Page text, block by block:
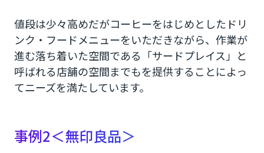
値段は少々高めだがコーヒーをはじめとしたドリ
ンク・フードメニューをいただきながら、作業が
進む落ち着いた空間である「サードプレイス」と
呼ばれる店舗の空間までもを提供することによっ
てニーズを満たしています。
事例2＜無印良品＞